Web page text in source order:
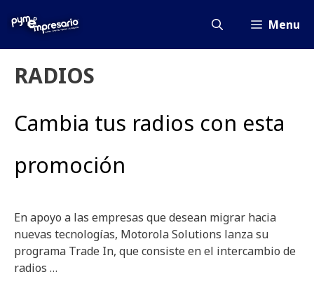
Menu
RADIOS
Cambia tus radios con esta
promoción
En apoyo a las empresas que desean migrar hacia
nuevas tecnologías, Motorola Solutions lanza su
programa Trade In, que consiste en el intercambio de
radios …